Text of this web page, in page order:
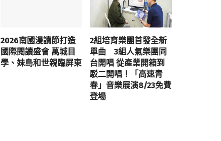
2026南國漫讀節打造
國際閱讀盛會 萬城目
學、妹島和世親臨屏東
2組培育樂團首發全新
單曲 3組人氣樂團同
台開唱 從產業開箱到
駁二開唱！「高速青
春」音樂展演8/23免費
登場